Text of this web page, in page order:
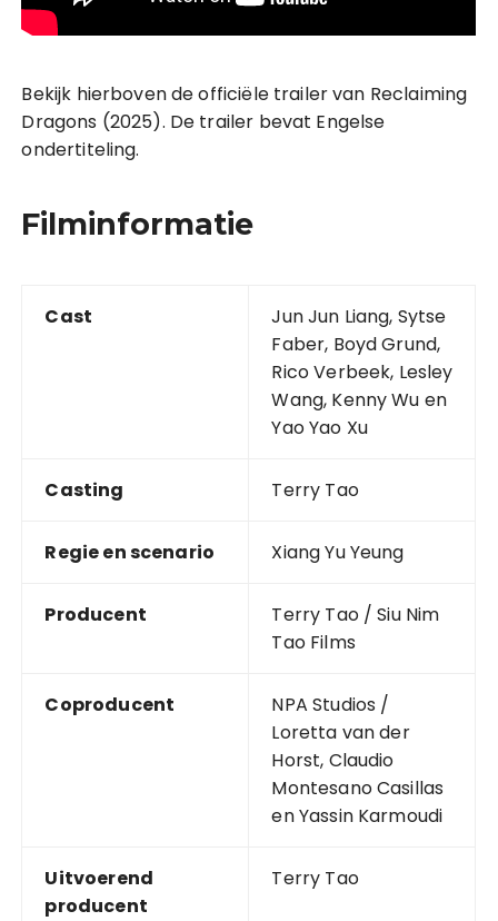
Bekijk hierboven de officiële trailer van Reclaiming
Dragons (2025). De trailer bevat Engelse
ondertiteling.
Filminformatie
Cast
Jun Jun Liang, Sytse
Faber, Boyd Grund,
Rico Verbeek, Lesley
Wang, Kenny Wu en
Yao Yao Xu
Casting Terry Tao
Regie en scenario Xiang Yu Yeung
Producent
Terry Tao / Siu Nim
Tao Films
Coproducent
NPA Studios /
Loretta van der
Horst, Claudio
Montesano Casillas
en Yassin Karmoudi
Uitvoerend
producent
Terry Tao